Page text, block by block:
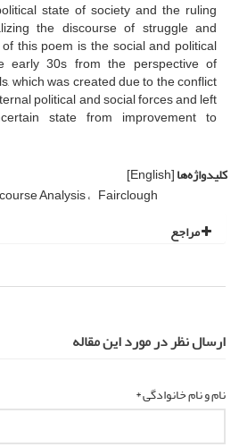
state of society and the ruling
the discourse of struggle and
this poem is the social and political
early 30s from the perspective of
which was created due to the conflict
political and social forces and left
state from improvement to
کلیدواژه‌ها[English]
Analysis Fairclough
مراجع
ارسال نظر در مورد این مقاله
نام و نام خانوادگی *